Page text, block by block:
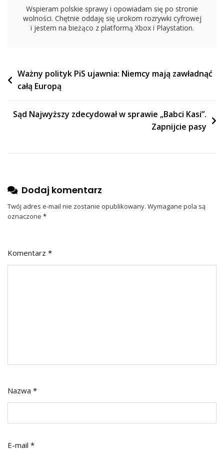
Wspieram polskie sprawy i opowiadam się po stronie
wolności. Chętnie oddaję się urokom rozrywki cyfrowej
i jestem na bieżąco z platformą Xbox i Playstation.
Nawigacja
wpisu
Ważny polityk PiS ujawnia: Niemcy mają zawładnąć
całą Europą
Sąd Najwyższy zdecydował w sprawie „Babci Kasi”.
Zapnijcie pasy
Dodaj komentarz
Twój adres e-mail nie zostanie opublikowany. Wymagane pola są
oznaczone *
Komentarz *
Nazwa *
E-mail *